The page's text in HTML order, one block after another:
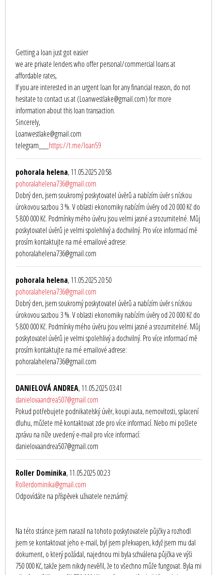
Getting a loan just got easier
we are private lenders who offer personal/commercial loans at
affordable rates,
If you are interested in an urgent loan for any financial reason, do not
hesitate to contact us at (Loanwestlake@gmail.com) for more
information about this loan transaction.
Sincerely,
Loanwestlake@gmail.com
telegram___ https://t.me/loan59
pohorala helena, 11.05.2025 20:58
pohoralahelena736@gmail.com
Dobrý den, jsem soukromý poskytovatel úvěrů a nabízím úvěr s nízkou
úrokovou sazbou 3 %. V oblasti ekonomiky nabízím úvěry od 20 000 Kč do
5 800 000 Kč. Podmínky mého úvěru jsou velmi jasné a srozumitelné. Můj
poskytovatel úvěrů je velmi spolehlivý a dochvilný. Pro více informací mě
prosím kontaktujte na mé emailové adrese:
pohoralahelena736@gmail.com
pohorala helena, 11.05.2025 20:50
pohoralahelena736@gmail.com
Dobrý den, jsem soukromý poskytovatel úvěrů a nabízím úvěr s nízkou
úrokovou sazbou 3 %. V oblasti ekonomiky nabízím úvěry od 20 000 Kč do
5 800 000 Kč. Podmínky mého úvěru jsou velmi jasné a srozumitelné. Můj
poskytovatel úvěrů je velmi spolehlivý a dochvilný. Pro více informací mě
prosím kontaktujte na mé emailové adrese:
pohoralahelena736@gmail.com
DANIELOVÁ ANDREA, 11.05.2025 03:41
danielovaandrea507@gmail.com
Pokud potřebujete podnikatelský úvěr, koupi auta, nemovitosti, splacení
dluhu, můžete mě kontaktovat zde pro více informací. Nebo mi pošlete
zprávu na níže uvedený e-mail pro více informací:
danielovaandrea507@gmail.com
Roller Dominika, 11.05.2025 00:23
Rollerdominika@gmail.com
Odpovídáte na příspěvek uživatele neznámý:
Na této stránce jsem narazil na tohoto poskytovatele půjčky a rozhodl
jsem se kontaktovat jeho e-mail, byl jsem překvapen, když jsem mu dal
dokument, o který požádal, najednou mi byla schválena půjčka ve výši
750 000 Kč, takže jsem nikdy nevěřil, že to všechno může fungovat. Byla mi